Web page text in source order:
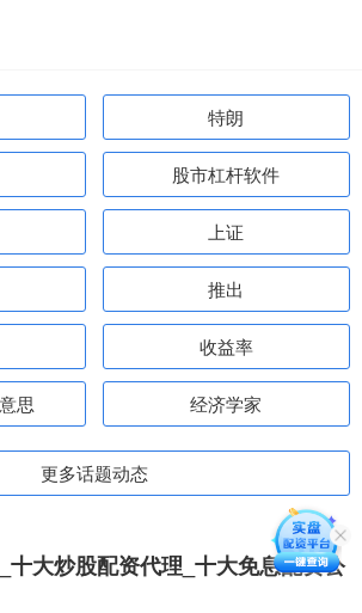
特朗
股市杠杆软件
上证
推出
收益率
思 经济学家
更多话题动态
十大炒股配资代理_十大免息配资公